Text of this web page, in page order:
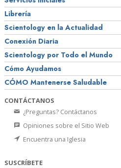
Librería
Scientology en la Actualidad
Conexión Diaria
Scientology por Todo el Mundo
Cómo Ayudamos
CÓMO Mantenerse Saludable
CONTÁCTANOS
¿Preguntas? Contáctanos
Opiniones sobre el Sitio Web
Encuentra una Iglesia
SUSCRÍBETE